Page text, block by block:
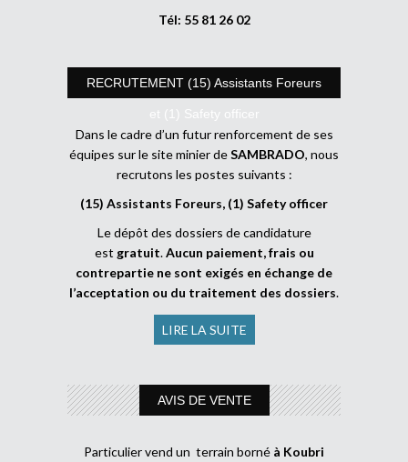
Tél: 55 81 26 02
RECRUTEMENT (15) Assistants Foreurs
et (1) Safety officer
Dans le cadre d’un futur renforcement de ses
équipes sur le site minier deSAMBRADO, nous
recrutons les postes suivants :
(15) Assistants Foreurs, (1) Safety officer
Le dépôt des dossiers de candidature
est gratuit.Aucun paiement, frais ou
contrepartie ne sont exigés en échange de
l’acceptation ou du traitement des dossiers.
LIRE LA SUITE
AVIS DE VENTE
Particulier vend un terrain borné à Koubri